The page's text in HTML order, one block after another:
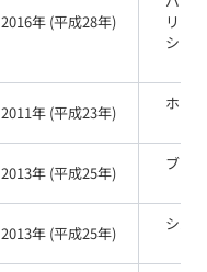
2016年 (平成28年)
リス
シャ
2011年 (平成23年)
ホワ
2013年 (平成25年)
ブラ
2013年 (平成25年)
シル